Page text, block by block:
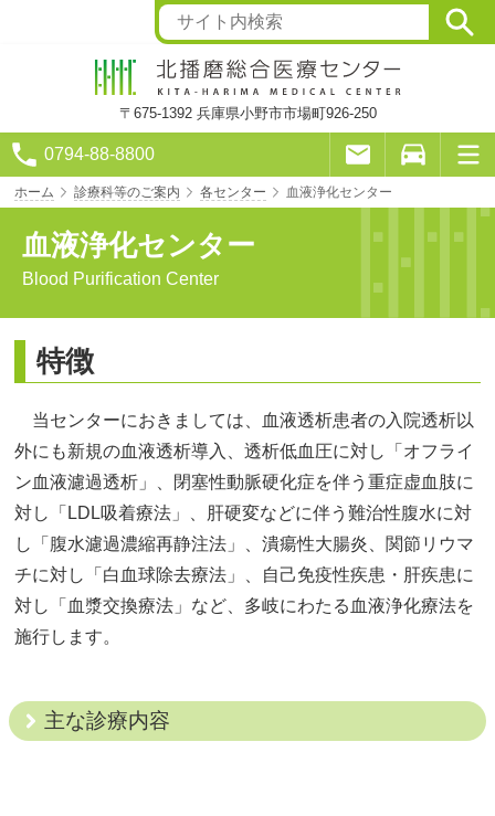
ホーム 診療科等のご案内 各センター 血液浄化センター
血液浄化センター
Blood Purification Center
特徴
当センターにおきましては、血液透析患者の入院透析以
外にも新規の血液透析導入、透析低血圧に対し「オフライ
ン血液濾過透析」、閉塞性動脈硬化症を伴う重症虚血肢に
対し「LDL吸着療法」、肝硬変などに伴う難治性腹水に対
し「腹水濾過濃縮再静注法」、潰瘍性大腸炎、関節リウマ
チに対し「白血球除去療法」、自己免疫性疾患・肝疾患に
対し「血漿交換療法」など、多岐にわたる血液浄化療法を
施行します。
主な診療内容
〒675-1392 兵庫県小野市市場町926-250
0794-88-8800